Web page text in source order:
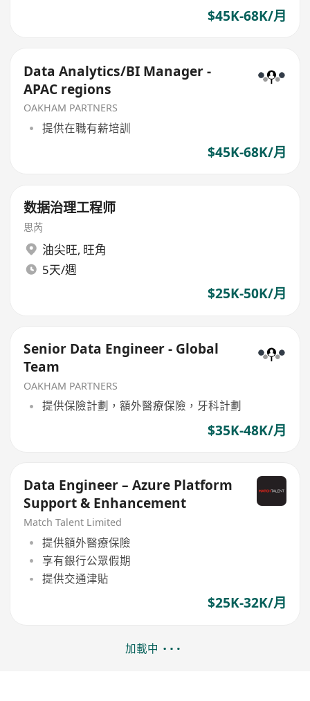
$45K-68K/月
Data Analytics/BI Manager -
APAC regions
OAKHAM PARTNERS
提供在職有薪培訓
$45K-68K/月
数据治理工程师
思芮
油尖旺, 旺角
5天/週
$25K-50K/月
Senior Data Engineer - Global
Team
OAKHAM PARTNERS
提供保險計劃，額外醫療保險，牙科計劃
$35K-48K/月
Data Engineer – Azure Platform
Support & Enhancement
Match Talent Limited
提供額外醫療保險
享有銀行公眾假期
提供交通津貼
$25K-32K/月
加載中